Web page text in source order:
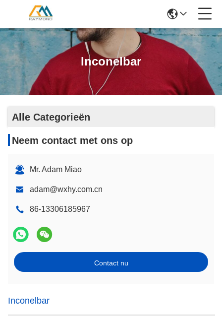
Inconelbar
Alle Categorieën
Neem contact met ons op
Mr. Adam Miao
adam@wxhy.com.cn
86-13306185967
Contact nu
Inconelbar